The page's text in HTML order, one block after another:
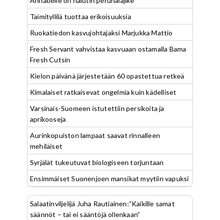
Taimityllilä tuottaa erikoisuuksia
Ruokatiedon kasvujohtajaksi Marjukka Mattio
Fresh Servant vahvistaa kasvuaan ostamalla Bama
Fresh Cutsin
Kielon päivänä järjestetään 60 opastettua retkeä
Kimalaiset ratkaisevat ongelmia kuin kädelliset
Varsinais-Suomeen istutettiin persikoita ja
aprikooseja
Aurinkopuiston lampaat saavat rinnalleen
mehiläiset
Syrjälät tukeutuvat biologiseen torjuntaan
Ensimmäiset Suonenjoen mansikat myytiin vapuksi
Salaatinviljelijä Juha Rautiainen:”Kaikille samat
säännöt – tai ei sääntöjä ollenkaan”